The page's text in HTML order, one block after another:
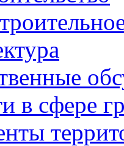
в сфере